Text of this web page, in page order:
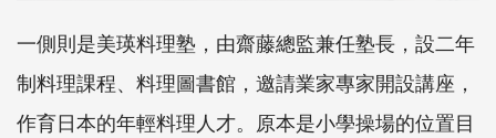
一側則是美瑛料理塾，由齋藤總監兼任塾長，設二年
制料理課程、料理圖書館，邀請業家專家開設講座，
作育日本的年輕料理人才。原本是小學操場的位置目